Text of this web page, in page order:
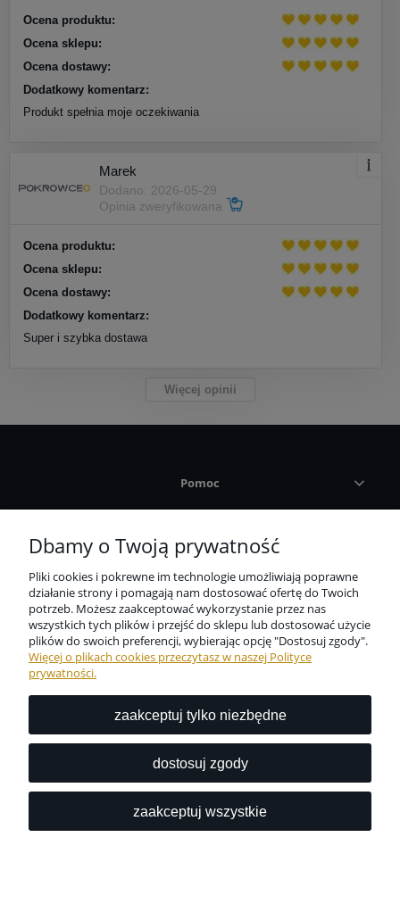
Ocena produktu:
Ocena sklepu:
Ocena dostawy:
Dodatkowy komentarz:
Produkt spełnia moje oczekiwania
Marek
Dodano: 2026-05-29
Opinia zweryfikowana
Ocena produktu:
Ocena sklepu:
Ocena dostawy:
Dodatkowy komentarz:
Super i szybka dostawa
Więcej opinii
Pomoc
Płatności i dostawa
Informacje
O nas
Niezbędne zabezpieczenie dla wszystkich przedmiotów
Z nami to możliwe.
Dbamy o Twoją prywatność
Pliki cookies i pokrewne im technologie umożliwiają poprawne
działanie strony i pomagają nam dostosować ofertę do Twoich
potrzeb. Możesz zaakceptować wykorzystanie przez nas
wszystkich tych plików i przejść do sklepu lub dostosować użycie
plików do swoich preferencji, wybierając opcję "Dostosuj zgody".
Więcej o plikach cookies przeczytasz w naszej Polityce
prywatności.
zaakceptuj tylko niezbędne
dostosuj zgody
zaakceptuj wszystkie